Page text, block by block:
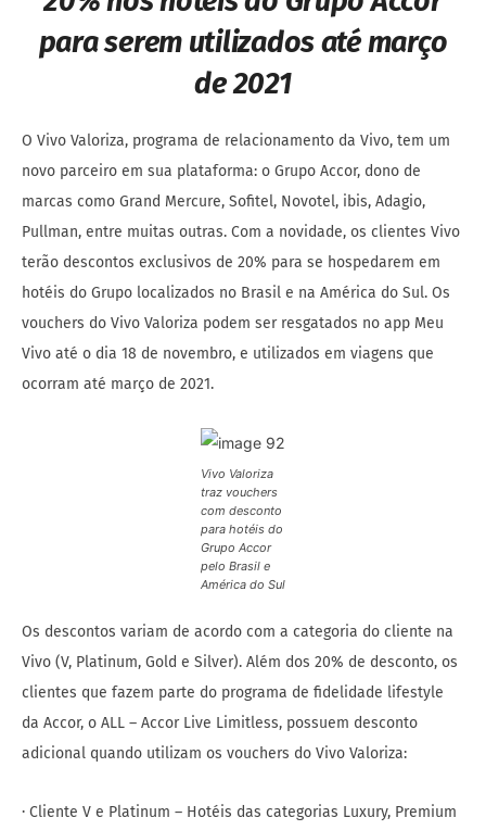
para serem utilizados até março
de 2021
O Vivo Valoriza, programa de relacionamento da Vivo, tem um
novo parceiro em sua plataforma: o Grupo Accor, dono de
marcas como Grand Mercure, Sofitel, Novotel, ibis, Adagio,
Pullman, entre muitas outras. Com a novidade, os clientes Vivo
terão descontos exclusivos de 20% para se hospedarem em
hotéis do Grupo localizados no Brasil e na América do Sul. Os
vouchers do Vivo Valoriza podem ser resgatados no app Meu
Vivo até o dia 18 de novembro, e utilizados em viagens que
ocorram até março de 2021.
Vivo Valoriza
traz vouchers
com desconto
para hotéis do
Grupo Accor
pelo Brasil e
América do Sul
Os descontos variam de acordo com a categoria do cliente na
Vivo (V, Platinum, Gold e Silver). Além dos 20% de desconto, os
clientes que fazem parte do programa de fidelidade lifestyle
da Accor, o ALL – Accor Live Limitless, possuem desconto
adicional quando utilizam os vouchers do Vivo Valoriza:
· Cliente V e Platinum – Hotéis das categorias Luxury, Premium